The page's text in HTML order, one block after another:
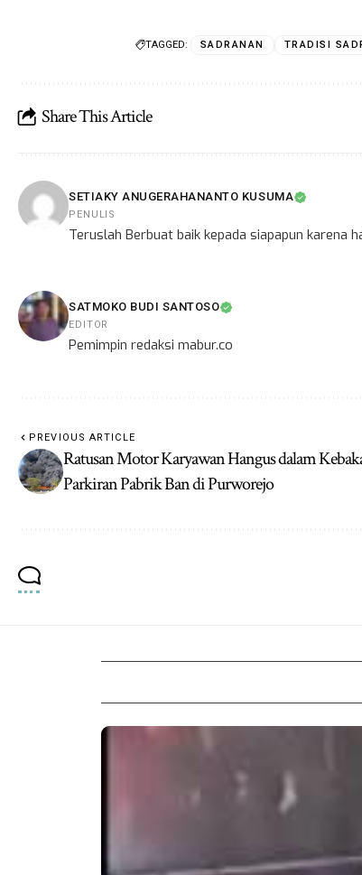
TAGGED: SADRANAN TRADISI
Share This Article
SETIAKY ANUGERAHANANTO KUSUMA
PENULIS
Teruslah Berbuat baik kepada siapapun karena
SATMOKO BUDI SANTOSO
EDITOR
Pemimpin redaksi mabur.co
PREVIOUS ARTICLE
Ratusan Motor Karyawan Hangus dalam
Parkiran Pabrik Ban di Purworejo